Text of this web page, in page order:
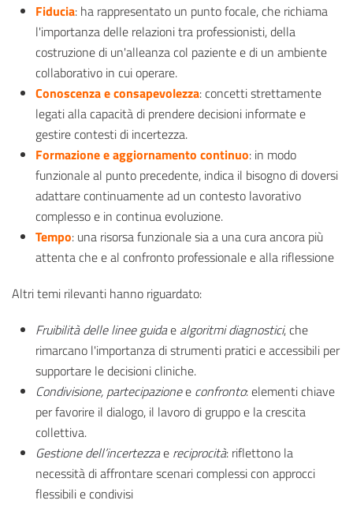
Fiducia: ha rappresentato un punto focale, che richiama
l'importanza delle relazioni tra professionisti, della
costruzione di un'alleanza col paziente e di un ambiente
collaborativo in cui operare.
Conoscenza e consapevolezza: concetti strettamente
legati alla capacità di prendere decisioni informate e
gestire contesti di incertezza.
Formazione e aggiornamento continuo: in modo
funzionale al punto precedente, indica il bisogno di doversi
adattare continuamente ad un contesto lavorativo
complesso e in continua evoluzione.
Tempo: una risorsa funzionale sia a una cura ancora più
attenta che e al confronto professionale e alla riflessione
Altri temi rilevanti hanno riguardato:
Fruibilità delle linee guidae algoritmi diagnostici, che
rimarcano l'importanza di strumenti pratici e accessibili per
supportare le decisioni cliniche.
Condivisione, partecipazionee confronto: elementi chiave
per favorire il dialogo, il lavoro di gruppo e la crescita
collettiva.
Gestione dell’incertezzae reciprocità: riflettono la
necessità di affrontare scenari complessi con approcci
flessibili e condivisi